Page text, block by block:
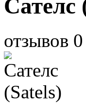
Сателс
отзывов 0